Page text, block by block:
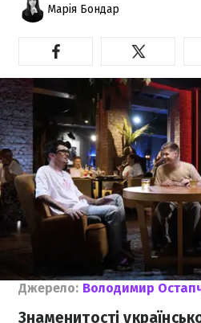
Марія Бондар
Джерело: Володимир
Знаменитості